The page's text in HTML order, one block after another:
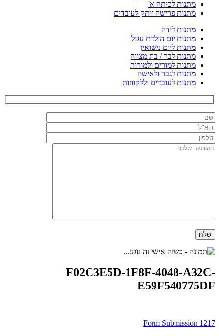
מתנות לכיתה א'
מתנות פרישה וותק לעובדים
מתנות לידה
מתנות יום הולדת עגול
מתנות ליום נישואין
מתנות לבר / בת מצווה
מתנות למורים ולמורות
מתנות לגבר ולאישה
מתנות לעובדים וללקוחות
F02C3E5D-1F8F-4048-A32C-
E59F540775DF
ניווט
Form Submission 1217